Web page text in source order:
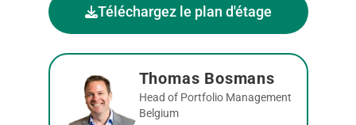
Téléchargez le plan d'étage
Thomas Bosmans
Head of Portfolio Management
Belgium